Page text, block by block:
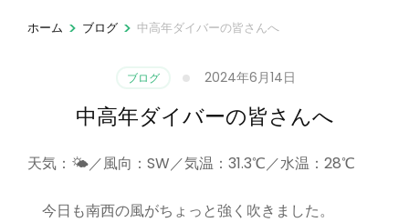
ホーム > ブログ > 中高年ダイバーの皆さんへ
ブログ 2024年6月14日
中高年ダイバーの皆さんへ
天気：🌤／風向：SW／気温：31.3℃／水温：28℃
今日も南西の風がちょっと強く吹きました。